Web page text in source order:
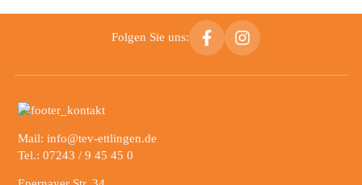
Folgen Sie uns:
Mail: info@tev-ettlingen.de
Tel.: 07243 / 9 45 45 0